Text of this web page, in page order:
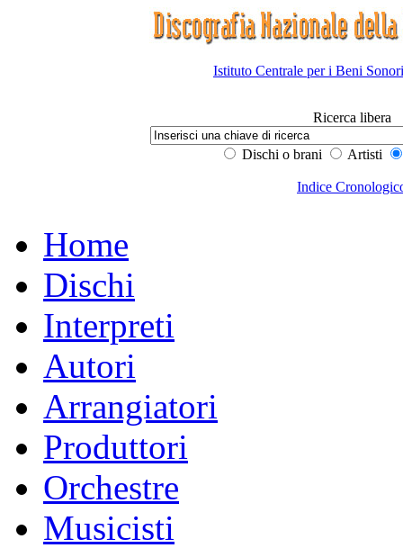
Istituto Centrale per i Beni
Ricerca libera
Dischi o brani Artisti
Indice
Home
Dischi
Interpreti
Autori
Arrangiatori
Produttori
Orchestre
Musicisti